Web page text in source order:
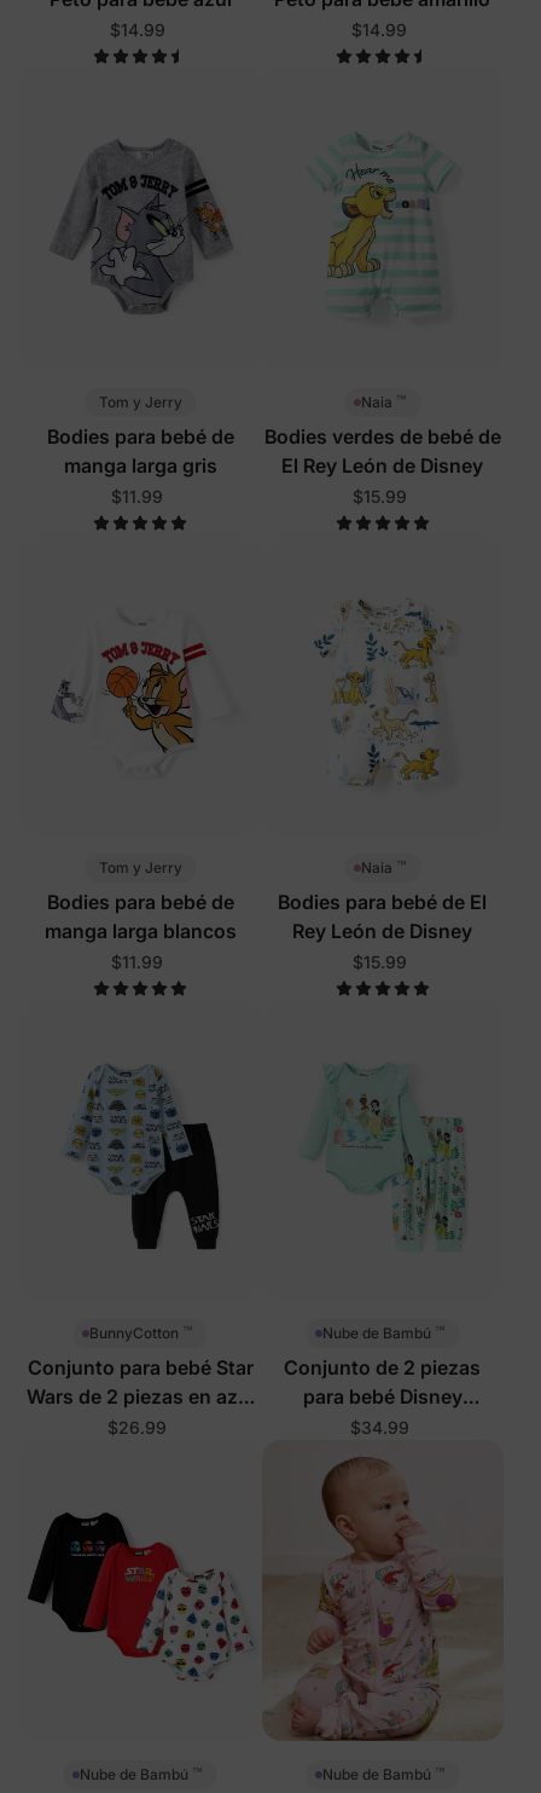
$14.99 $14.99
Tom y Jerry
Bodies para bebé de
manga larga gris
$11.99
Naia ™
Bodies verdes de bebé de
El Rey León de Disney
$15.99
Tom y Jerry
Bodies para bebé de
manga larga blancos
$11.99
Naia ™
Bodies para bebé de El
Rey León de Disney
$15.99
BunnyCotton ™
Conjunto para bebé Star
Wars de 2 piezas en azul
claro
$26.99
Nube de Bambú ™
Conjunto de 2 piezas
para bebé Disney
Princesa en verde
$34.99
Nube de Bambú ™ Nube de Bambú ™